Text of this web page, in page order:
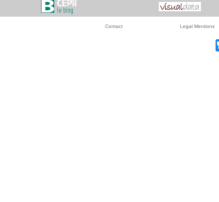
Contact Legal Mentions